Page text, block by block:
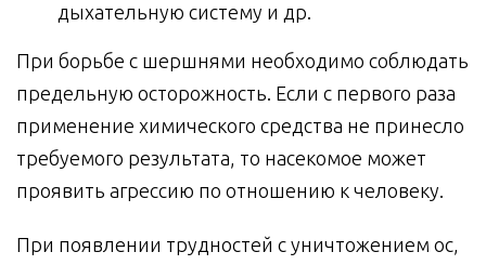
дыхательную систему и др.
При борьбе с шершнями необходимо соблюдать
предельную осторожность. Если с первого раза
применение химического средства не принесло
требуемого результата, то насекомое может
проявить агрессию по отношению к человеку.
При появлении трудностей с уничтожением ос,